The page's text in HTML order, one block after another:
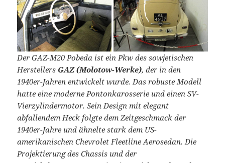
Der GAZ-M20 Pobeda ist ein Pkw des sowjetischen
Herstellers GAZ (Molotow-Werke), der in den
1940er-Jahren entwickelt wurde. Das robuste Modell
hatte eine moderne Pontonkarosserie und einen SV-
Vierzylindermotor. Sein Design mit elegant
abfallendem Heck folgte dem Zeitgeschmack der
1940er-Jahre und ähnelte stark dem US-
amerikanischen Chevrolet Fleetline Aerosedan. Die
Projektierung des Chassis und der